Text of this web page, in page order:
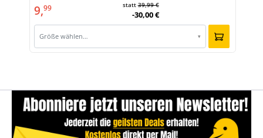
9,99 statt39,99 €
-30,00 €
Größe wählen… ▾